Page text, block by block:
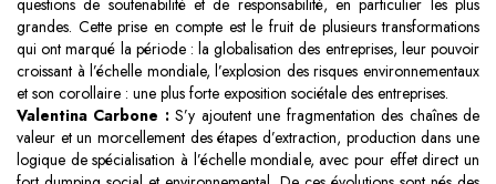
questions de soutenabilité et de responsabilité, en particulier les plus
grandes. Cette prise en compte est le fruit de plusieurs transformations
qui ont marqué la période : la globalisation des entreprises, leur pouvoir
croissant à l’échelle mondiale, l’explosion des risques environnementaux
et son corollaire : une plus forte exposition sociétale des entreprises.
Valentina Carbone :S’y ajoutent une fragmentation des chaînes de
valeur et un morcellement des étapes d’extraction, production dans une
logique de spécialisation à l’échelle mondiale, avec pour effet direct un